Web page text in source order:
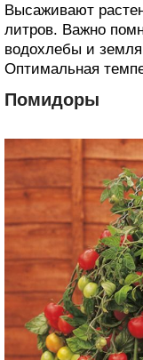
Высаживают
литров. Важно
водохлебы и
Оптимальная
Помидоры